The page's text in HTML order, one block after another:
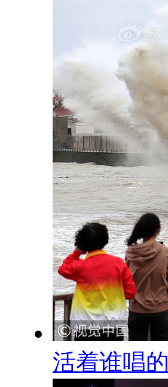
活着谁唱的